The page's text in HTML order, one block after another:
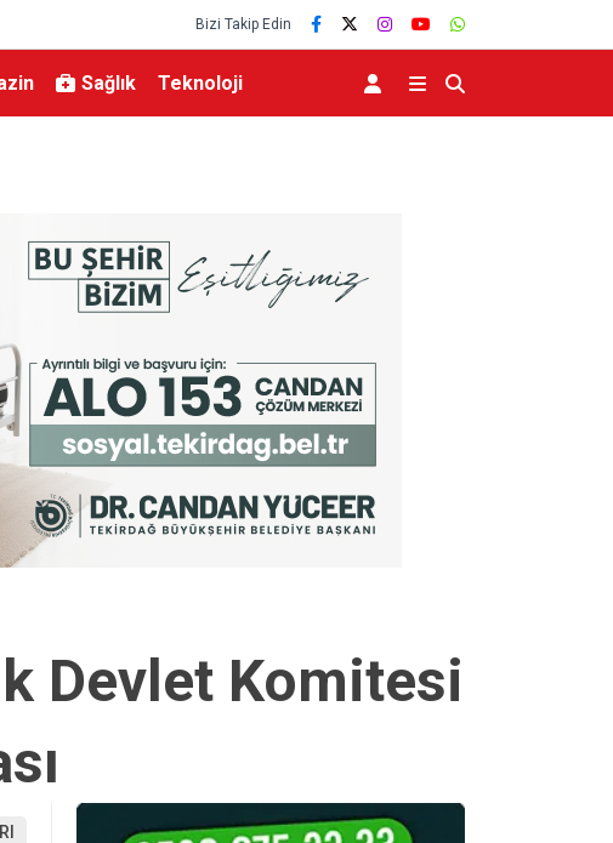
Bizi Takip Edin
Sağlık Teknoloji
Devlet Komitesi